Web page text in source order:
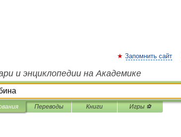
Запомнить сайт
и энциклопедии на Академике
Переводы Книги Игры ⚽